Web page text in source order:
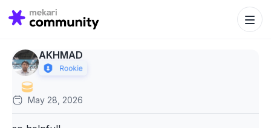
Search
for:
Search
AKHMAD
May 28, 2026